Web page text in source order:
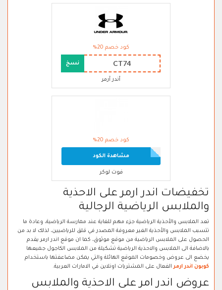
كود خصم 20%
CT74 نسخ
أندر آرمر
كود خصم 20%
مشاهدة الكود
فوت لوكر
تخفيضات اندر ارمر على الاحذية
والملابس الرياضية الرجالية
تعد الملابس والأحذية الرياضية جزء مهم للغاية عند ممارسة الرياضية، وعادة ما
تتسبب الملابس والأحذية الغير معروفة المصدر في قلق للرياضيين، لذلك لا بد من
الحصول على الملابس الرياضية من موقع موثوق، كما ان موقع اندر ارمر يقدم
بالاضافة الى الملابس والاحذية الرياضية تشكيلة من الملابس الكاجول جميعها
يخضع الى عروض وخصومات الموقع الهائلة والتي يمكن مضاعفتها باستخدام
كوبون اندر ارمرالفعال على المشتريات اونلاين في الامارات العربية.
عروض اندر امر على الاحذية والملابس